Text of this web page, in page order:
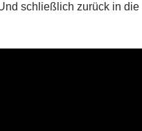
schließlich zurück in die